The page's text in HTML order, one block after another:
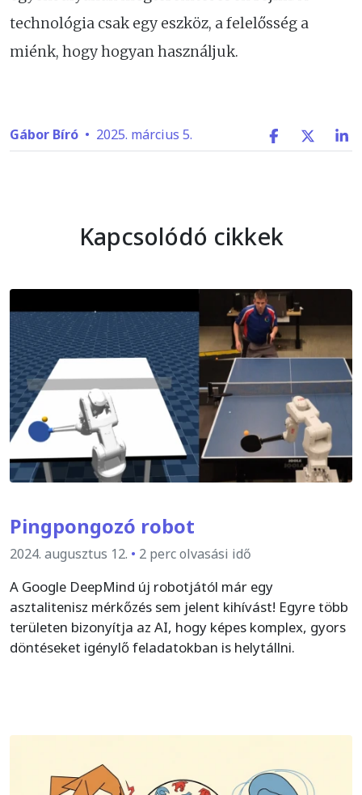
technológia csak egy eszköz, a felelősség a
miénk, hogy hogyan használjuk.
Gábor Bíró • 2025. március 5.
Kapcsolódó cikkek
Pingpongozó robot
2024. augusztus 12. • 2 perc olvasási idő
A Google DeepMind új robotjától már egy
asztalitenisz mérkőzés sem jelent kihívást! Egyre több
területen bizonyítja az AI, hogy képes komplex, gyors
döntéseket igénylő feladatokban is helytállni.